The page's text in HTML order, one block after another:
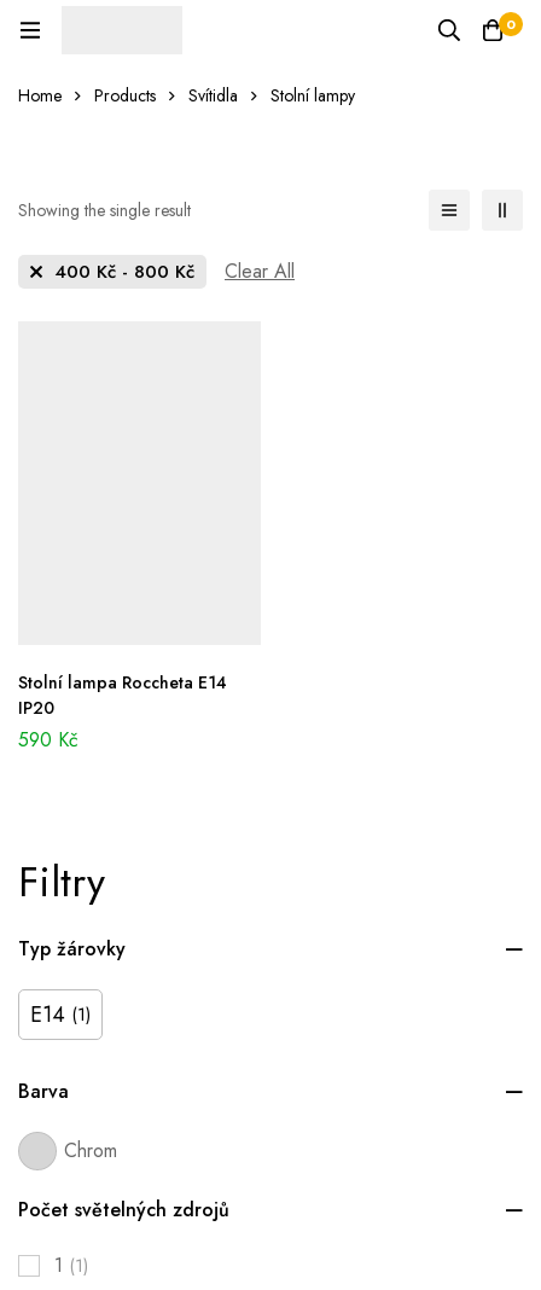
0
Home Products Svítidla Stolní lampy
Filtry
Typ žárovky
E14 (1)
Barva
Chrom
Počet světelných zdrojů
1 (1)
Showing the single result
400 Kč - 800 Kč Clear All
Stolní lampa Roccheta E14
IP20
590 Kč